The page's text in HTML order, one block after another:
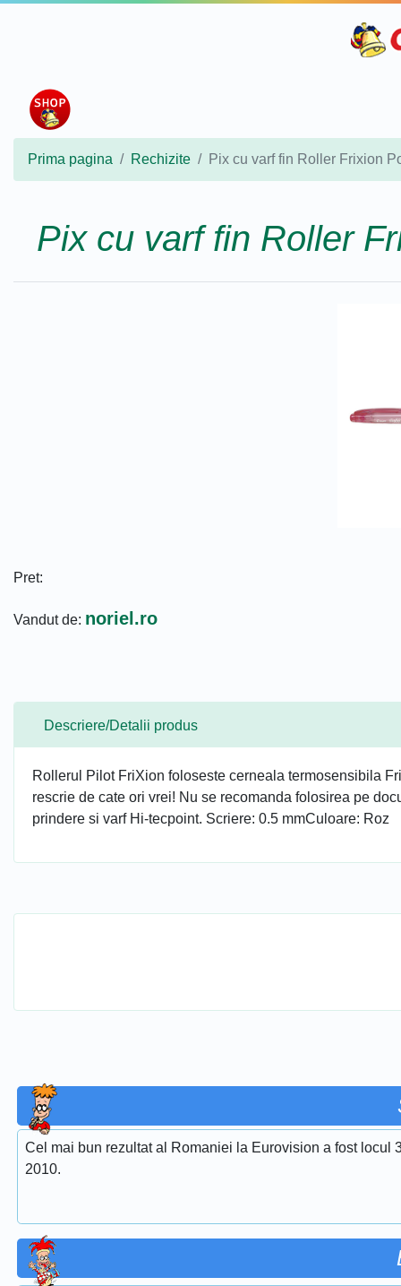
Prima pagina Rechizite Pix cu varf fin Roller Frixion
Pix cu varf fin Roller
Pret:
Vandut de: noriel.ro
Descriere/Detalii produs
Rollerul Pilot FriXion foloseste cerneala termosensibila
rescrie de cate ori vrei! Nu se recomanda folosirea pe
prindere si varf Hi-tecpoint. Scriere: 0.5 mmCuloare: Roz
Cel mai bun rezultat al Romaniei la Eurovision a fost
2010.